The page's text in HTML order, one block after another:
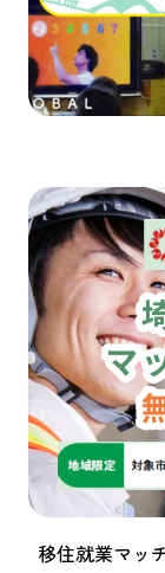
移住就業マッ